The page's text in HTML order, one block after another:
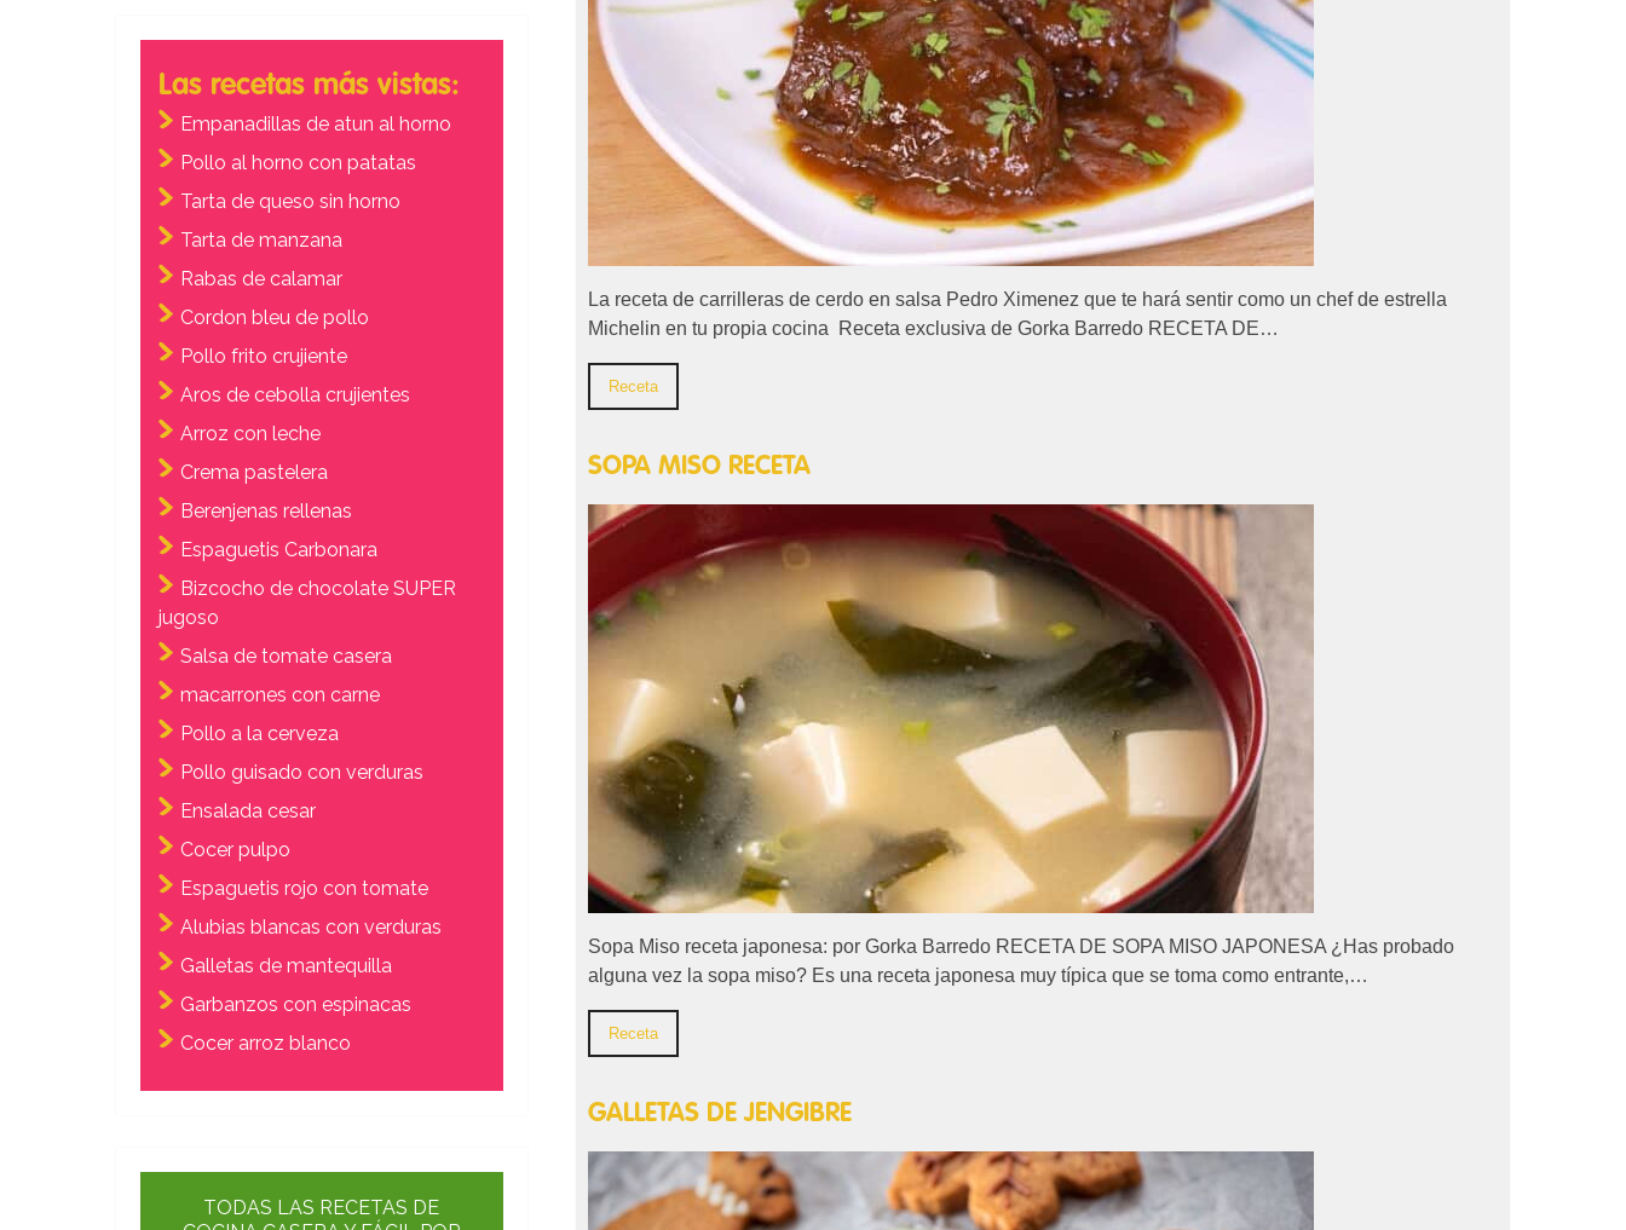
La receta de carrilleras de cerdo en salsa Pedro Ximenez que te hará sentir como un chef de estrella
Michelin en tu propia cocina Receta exclusiva de Gorka Barredo RECETA DE…
Receta
SOPA MISO RECETA
Sopa Miso receta japonesa: por Gorka Barredo RECETA DE SOPA MISO JAPONESA ¿Has probado
alguna vez la sopa miso? Es una receta japonesa muy típica que se toma como entrante,…
Receta
GALLETAS DE JENGIBRE
Las recetas más vistas:
Empanadillas de atun al horno
Pollo al horno con patatas
Tarta de queso sin horno
Tarta de manzana
Rabas de calamar
Cordon bleu de pollo
Pollo frito crujiente
Aros de cebolla crujientes
Arroz con leche
Crema pastelera
Berenjenas rellenas
Espaguetis Carbonara
Bizcocho de chocolate SUPER
jugoso
Salsa de tomate casera
macarrones con carne
Pollo a la cerveza
Pollo guisado con verduras
Ensalada cesar
Cocer pulpo
Espaguetis rojo con tomate
Alubias blancas con verduras
Galletas de mantequilla
Garbanzos con espinacas
Cocer arroz blanco
TODAS LAS RECETAS DE